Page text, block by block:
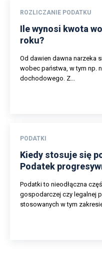
ROZLICZANIE PODATKU
Ile wynosi kwota
roku?
Od dawien dawna narzeka
wobec państwa, w tym np.
dochodowego. Z...
PODATKI
Kiedy stosuje się
Podatek
Podatki to nieodłączna
gospodarczej czy legalnej
stosowanych w tym